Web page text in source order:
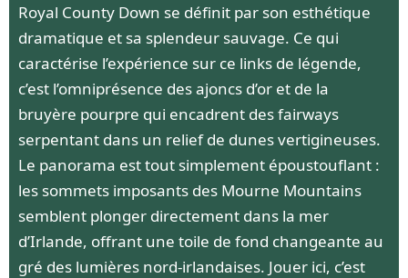
Royal County Down se définit par son esthétique
dramatique et sa splendeur sauvage. Ce qui
caractérise l’expérience sur ce links de légende,
c’est l’omniprésence des ajoncs d’or et de la
bruyère pourpre qui encadrent des fairways
serpentant dans un relief de dunes vertigineuses.
Le panorama est tout simplement époustouflant :
les sommets imposants des Mourne Mountains
semblent plonger directement dans la mer
d’Irlande, offrant une toile de fond changeante au
gré des lumières nord-irlandaises. Jouer ici, c’est